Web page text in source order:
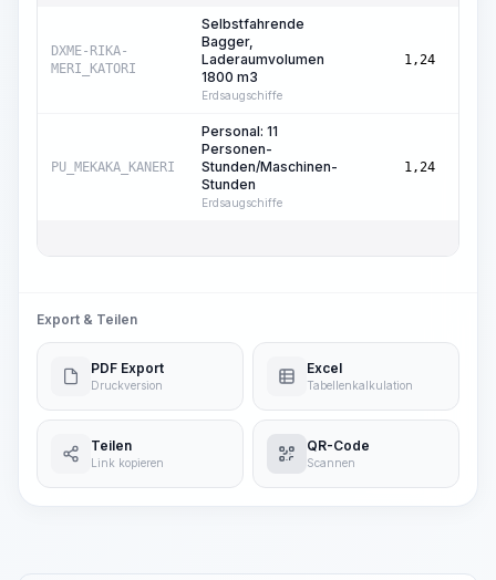
DXME-RIKA-
MERI_KATORI
Selbstfahrende
Bagger,
Laderaumvolumen
1800 m3
Erdsaugschiffe
1,24
PU_MEKAKA_KANERI
Personal: 11
Personen-
Stunden/Maschinen-
Stunden
Erdsaugschiffe
1,24
Export & Teilen
PDF Export
Druckversion
Excel
Tabellenkalkulation
Teilen
Link kopieren
QR-Code
Scannen